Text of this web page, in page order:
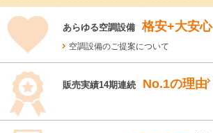
あらゆる空調設備 格安+大安心
空調設備のご提案について
販売実績14期連続 No.1の理由